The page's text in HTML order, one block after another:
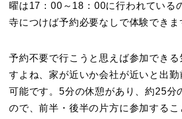
曜は17：00～18：00に行われている
寺につけば予約必要なしで体験できま
予約不要で行こうと思えば参加でき
すよね、家が近いか会社が近いと出勤
可能です。5分の休憩があり、約25分
ので、前半・後半の片方に参加するこ